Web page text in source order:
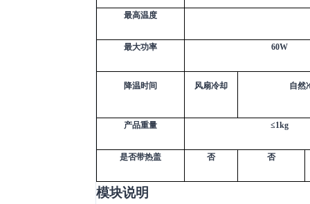
最高温度
最大功率 60W
降温时间 风扇冷却 自然
产品重量 ≤1kg
是否带热盖 否 否
模块说明